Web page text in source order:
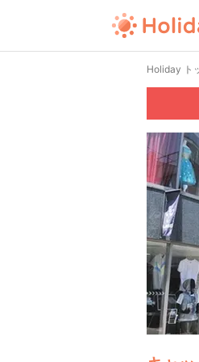
Holiday ト